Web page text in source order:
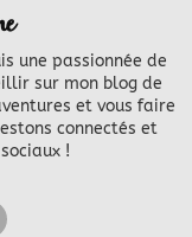
une passionnée de
sur mon blog de
et vous faire
connectés et
!